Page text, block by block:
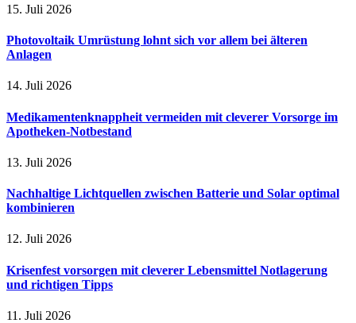
15. Juli 2026
Photovoltaik Umrüstung lohnt sich vor allem bei älteren
Anlagen
14. Juli 2026
Medikamentenknappheit vermeiden mit cleverer Vorsorge im
Apotheken-Notbestand
13. Juli 2026
Nachhaltige Lichtquellen zwischen Batterie und Solar optimal
kombinieren
12. Juli 2026
Krisenfest vorsorgen mit cleverer Lebensmittel Notlagerung
und richtigen Tipps
11. Juli 2026